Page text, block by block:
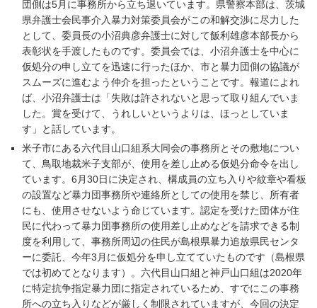
団側は5月に事務所から立ち退いています。県警察本部は、茨城
県弁護士会民事介入暴力対策委員会がこの和解交渉に尽力した
として、委員長の小沼典彦弁護士に対して飯利雄彦本部長から
表彰状を手渡したものです。委員会では、小沼弁護士を中心に
仮処分の申し立てを迅速に行ったほか、市と暴力団側の協議が
スムーズに進むよう仲介を担ったということです。報道によれ
ば、小沼弁護士は「失敗は許されないと思って取り組んでいま
した。賞を受けて、うれしいというよりは、ほっとしていま
す」と話しています。
米子市にある六代目山口組系大同会の事務所とその敷地につい
て、鳥取地裁米子支部が、使用を差し止める仮処分命令を出し
ています。6月30日に決定され、構成員の立ち入りや紋章や看板
の設置など暴力団事務所や連絡所としての使用を禁じ、所有者
にも、使用させないよう命じています。認定を受けた団体が住
民に代わって暴力団事務所の使用差し止めなどを請求できる制
度を利用して、事務所周辺の住民が島根県暴力追放県民センタ
ーに委託、今年3月に仮処分を申し立てていたものです（島根県
では初めてとなります）。六代目山口組と神戸山口組は2020年
に特定抗争指定暴力団に指定されているため、すでにこの事務
所への立ち入りなどが厳しく制限されていますが、今回の決定